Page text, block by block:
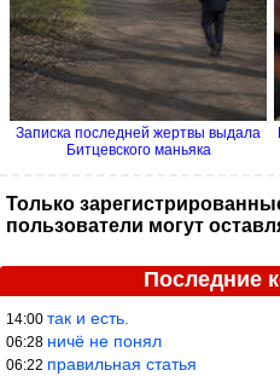
Записка последней жертвы выдала
Битцевского маньяка
Только
пользователи могут
Последние
14:00 так и есть.
06:28 ничё не понял
06:22 правильная статья